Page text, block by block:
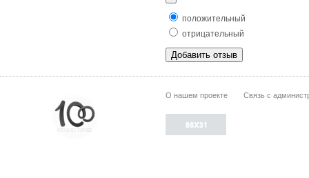
положительный
отрицательный
О нашем проекте Связь с